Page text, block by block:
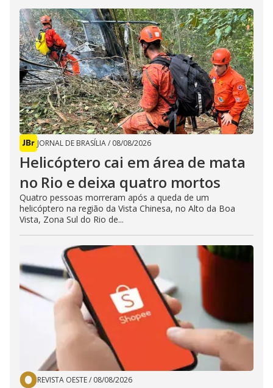
JORNAL DE BRASÍLIA/ 08/08/2026
Helicóptero cai em área de mata
no Rio e deixa quatro mortos
Quatro pessoas morreram após a queda de um
helicóptero na região da Vista Chinesa, no Alto da Boa
Vista, Zona Sul do Rio de...
REVISTA OESTE/ 08/08/2026